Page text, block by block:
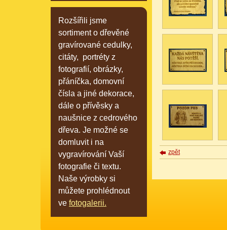
zpět
Rozšířili jsme
sortiment o dřevěné
gravírované cedulky,
citáty, portréty z
fotografií, obrázky,
přáníčka, domovní
čísla a jiné dekorace,
dále o přívěsky a
naušnice z cedrového
dřeva. Je možné se
domluvit i na
vygravírování Vaší
fotografie či textu.
Naše výrobky si
můžete prohlédnout
ve fotogalerii.